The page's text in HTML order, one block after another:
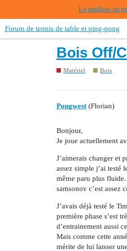
Le meilleur du
Forum de tennis de table et ping-pong
Bois Off/
Matériel Bois
Pongwest (Florian)
Bonjour,
Je joue actuellement
J’aimerais changer et
assez simple j’ai testé
même paru plus
samsonov c’est assez
J’avais déjà testé le
première phase s’est
d’entrainement aussi
Mais comme cette
mérite de lui laisser